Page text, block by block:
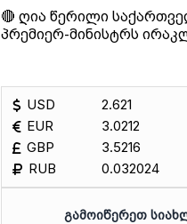
🔴 ღია წერილი
პრემიერ-მინისტრს
USD
EUR
GBP
RUB
2.621
3.0212
3.5216
0.032024
ᲒᲐᲛᲝᲘᲬᲔᲠᲔᲗ